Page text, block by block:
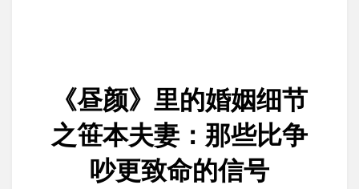
《昼颜》里的婚姻细节
之笹本夫妻：那些比争
吵更致命的信号